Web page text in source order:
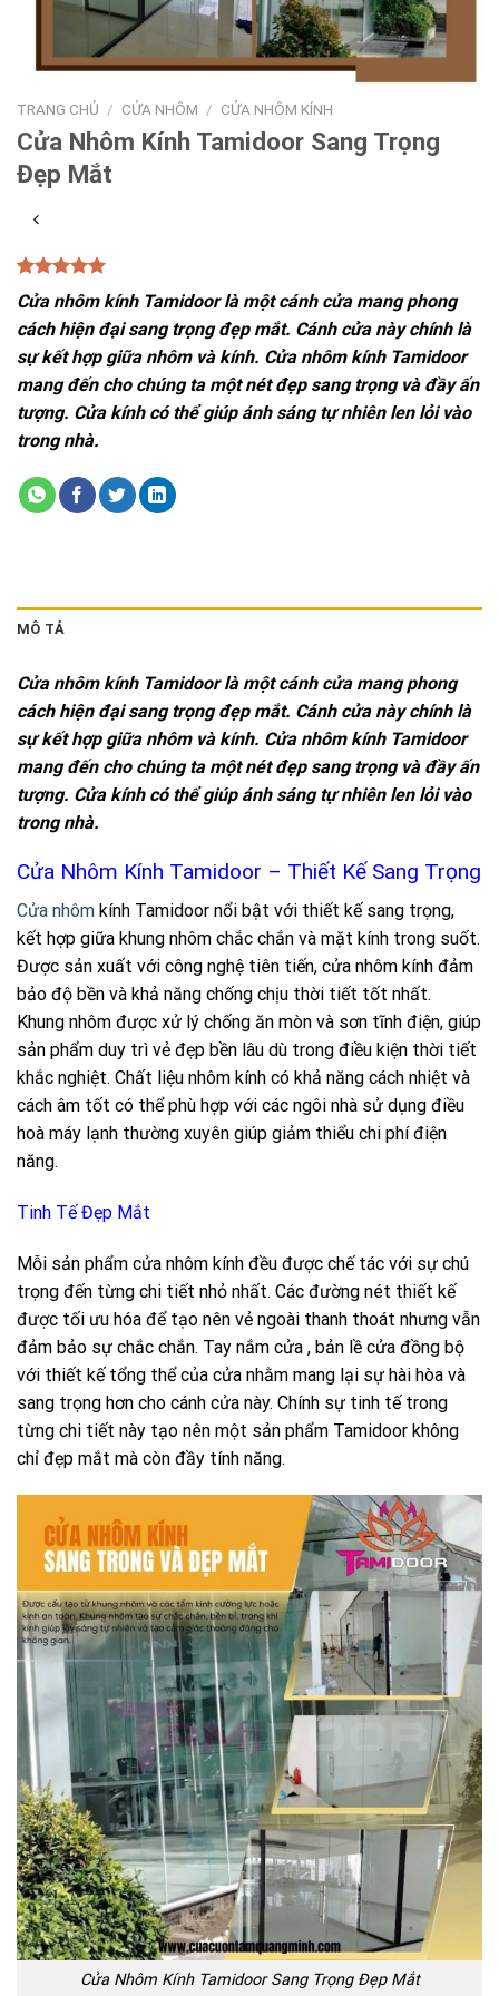
TRANG CHỦ / CỬA NHÔM / CỬA NHÔM KÍNH
Cửa Nhôm Kính Tamidoor Sang Trọng
Đẹp Mắt
5.00
trên 5
dựa trên
1
đánh giá
Cửa nhôm kính Tamidoor là một cánh cửa mang phong
cách hiện đại sang trọng đẹp mắt. Cánh cửa này chính là
sự kết hợp giữa nhôm và kính. Cửa nhôm kính Tamidoor
mang đến cho chúng ta một nét đẹp sang trọng và đầy ấn
tượng. Cửa kính có thể giúp ánh sáng tự nhiên len lỏi vào
trong nhà.
MÔ TẢ
Cửa nhôm kính Tamidoor là một cánh cửa mang phong
cách hiện đại sang trọng đẹp mắt. Cánh cửa này chính là
sự kết hợp giữa nhôm và kính. Cửa nhôm kính Tamidoor
mang đến cho chúng ta một nét đẹp sang trọng và đầy ấn
tượng. Cửa kính có thể giúp ánh sáng tự nhiên len lỏi vào
trong nhà.
Cửa Nhôm Kính Tamidoor – Thiết Kế Sang Trọng
Cửa nhôm kính Tamidoor nổi bật với thiết kế sang trọng,
kết hợp giữa khung nhôm chắc chắn và mặt kính trong suốt.
Được sản xuất với công nghệ tiên tiến, cửa nhôm kính đảm
bảo độ bền và khả năng chống chịu thời tiết tốt nhất.
Khung nhôm được xử lý chống ăn mòn và sơn tĩnh điện, giúp
sản phẩm duy trì vẻ đẹp bền lâu dù trong điều kiện thời tiết
khắc nghiệt. Chất liệu nhôm kính có khả năng cách nhiệt và
cách âm tốt có thể phù hợp với các ngôi nhà sử dụng điều
hoà máy lạnh thường xuyên giúp giảm thiểu chi phí điện
năng.
Tinh Tế Đẹp Mắt
Mỗi sản phẩm cửa nhôm kính đều được chế tác với sự chú
trọng đến từng chi tiết nhỏ nhất. Các đường nét thiết kế
được tối ưu hóa để tạo nên vẻ ngoài thanh thoát nhưng vẫn
đảm bảo sự chắc chắn. Tay nắm cửa , bản lề cửa đồng bộ
với thiết kế tổng thể của cửa nhằm mang lại sự hài hòa và
sang trọng hơn cho cánh cửa này. Chính sự tinh tế trong
từng chi tiết này tạo nên một sản phẩm Tamidoor không
chỉ đẹp mắt mà còn đầy tính năng.
Cửa Nhôm Kính Tamidoor Sang Trọng Đẹp Mắt